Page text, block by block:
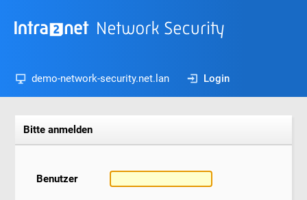
demo-network-security.net.lan Login
Bitte anmelden
Benutzer